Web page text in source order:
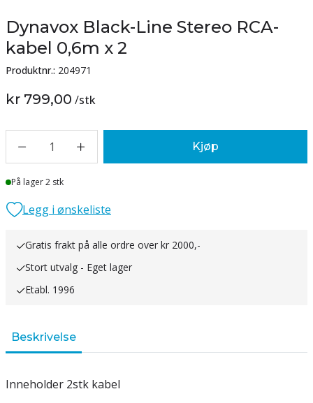
Dynavox Black-Line Stereo RCA-
kabel 0,6m x 2
Produktnr.: 204971
kr 799,00 /stk
1 Kjøp
Lager
På lager 2 stk
Legg i ønskeliste
Gratis frakt på alle ordre over kr 2000,-
Stort utvalg - Eget lager
Etabl. 1996
Beskrivelse
Inneholder 2stk kabel